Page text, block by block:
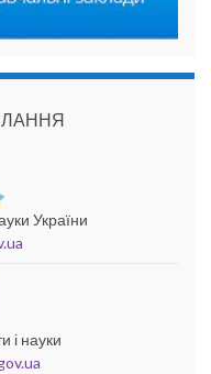
України
і науки